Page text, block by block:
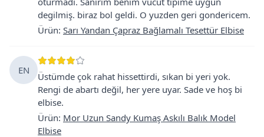
degilmiş. biraz bol geldi. O yuzden geri gondericem.
Ürün: Sarı Yandan Çapraz Bağlamalı Tesettür Elbise
EN
Üstümde çok rahat hissettirdi, sıkan bi yeri yok.
Rengi de abartı değil, her yere uyar. Sade ve hoş bi
elbise.
Ürün: Mor Uzun Sandy Kumaş Askılı Balık Model
Elbise